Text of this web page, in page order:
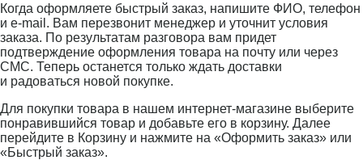
Когда оформляете быстрый заказ, напишите ФИО, телефон
и e-mail. Вам перезвонит менеджер и уточнит условия
заказа. По результатам разговора вам придет
подтверждение оформления товара на почту или через
СМС. Теперь останется только ждать доставки
и радоваться новой покупке.
Для покупки товара в нашем интернет-магазине выберите
понравившийся товар и добавьте его в корзину. Далее
перейдите в Корзину и нажмите на «Оформить заказ» или
«Быстрый заказ».